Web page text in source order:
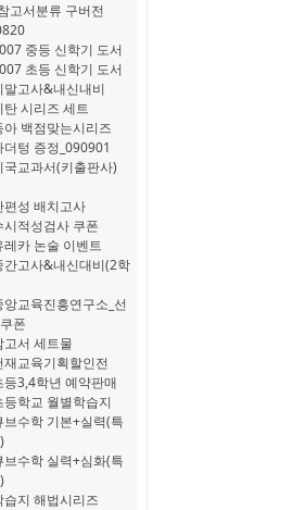
참고서분류 구버전
중등 신학기 도서
초등 신학기 도서
말고사&내신내비
탄 시리즈 세트
아 백점맞는시리즈
더텅 증정_090901
국교과서(키출판사)
편성 배치고사
시적성검사 쿠폰
레카 논술 이벤트
간고사&내신대비(2학
앙교육진흥연구소_선
폰
고서 세트물
재교육기획할인전
등3,4학년 예약판매
등학교 월별학습지
브수학 기본+실력(특
브수학 실력+심화(특
습지 해법시리즈